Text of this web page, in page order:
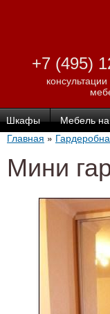
+7 (495)
Шкафы Мебель на
Главная »
Мини